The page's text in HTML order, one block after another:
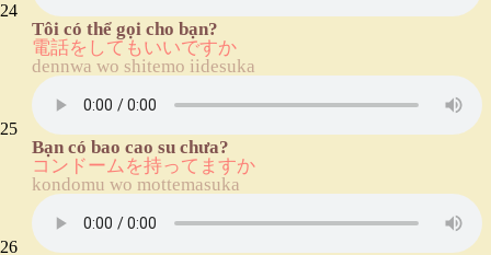
24
Tôi có thể gọi cho bạn?
電話をしてもいいですか
dennwa wo shitemo iidesuka
25
Bạn có bao cao su chưa?
コンドームを持ってますか
kondomu wo mottemasuka
26